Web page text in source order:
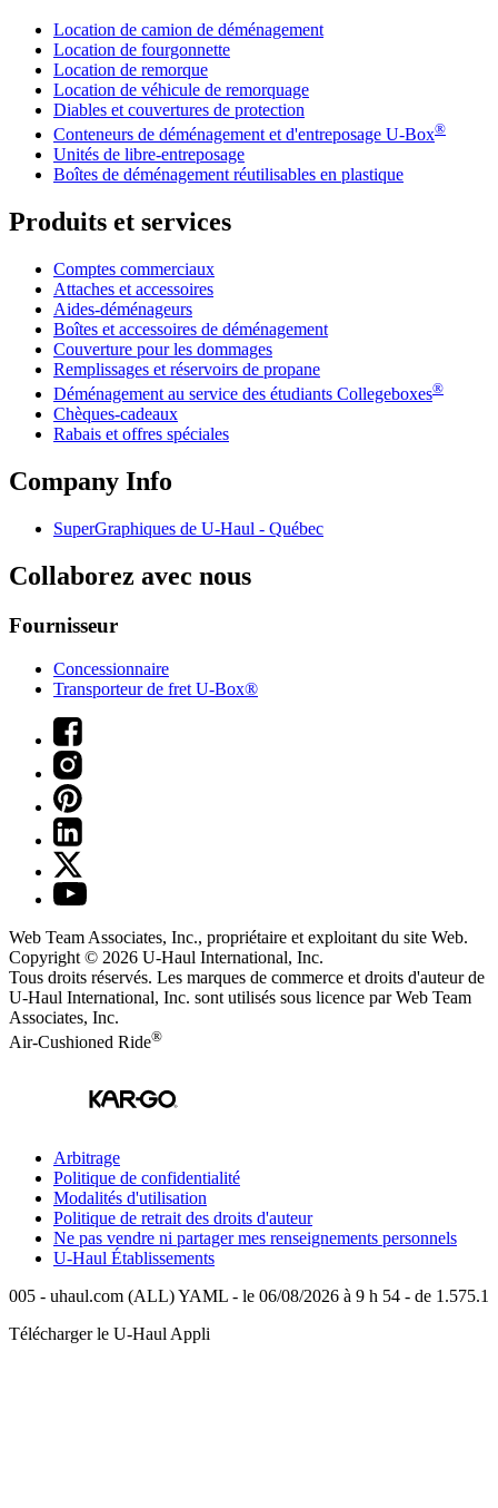
Location de camion de déménagement
Location de fourgonnette
Location de remorque
Location de véhicule de remorquage
Diables et couvertures de protection
Conteneurs de déménagement et d'entreposage U-Box®
Unités de libre-entreposage
Boîtes de déménagement réutilisables en plastique
Produits et services
Comptes commerciaux
Attaches et accessoires
Aides-déménageurs
Boîtes et accessoires de déménagement
Couverture pour les dommages
Remplissages et réservoirs de propane
Déménagement au service des étudiants Collegeboxes®
Chèques-cadeaux
Rabais et offres spéciales
Company Info
SuperGraphiques de U-Haul - Québec
Collaborez avec nous
Fournisseur
Concessionnaire
Transporteur de fret U-Box®
Web Team Associates, Inc., propriétaire et exploitant du site Web.
Copyright © 2026 U-Haul International, Inc.
Tous droits réservés. Les marques de commerce et droits d'auteur de
U-Haul International, Inc. sont utilisés sous licence par Web Team
Associates, Inc.
Air-Cushioned Ride®
Arbitrage
Politique de confidentialité
Modalités d'utilisation
Politique de retrait des droits d'auteur
Ne pas vendre ni partager mes renseignements personnels
U-Haul Établissements
005 - uhaul.com (ALL) YAML - le 06/08/2026 à 9 h 54 - de 1.575.1
Télécharger le U-Haul Appli